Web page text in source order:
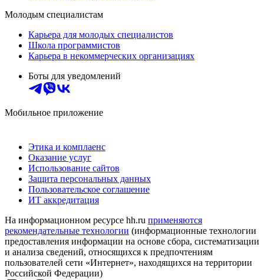
Молодым специалистам
Карьера для молодых специалистов
Школа программистов
Карьера в некоммерческих организациях
Боты для уведомлений
Мобильное приложение
Этика и комплаенс
Оказание услуг
Использование сайтов
Защита персональных данных
Пользовательское соглашение
ИТ аккредитация
На информационном ресурсе hh.ru применяются
рекомендательные технологии (информационные технологии
предоставления информации на основе сбора, систематизации
и анализа сведений, относящихся к предпочтениям
пользователей сети «Интернет», находящихся на территории
Российской Федерации)